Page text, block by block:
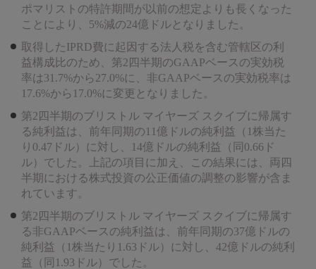
ポマリストの特許期間が以前の想定よりも長くなった
ことにより、5%減の24億ドルとなりました。
取得したIPRD費に起因する法人税を含む管轄区の利
益構成比のため、第2四半期のGAAPベースの実効税
率は31.7%から27.0%に、非GAAPベースの実効税率は
17.6%から17.0%に変更となりました。
第2四半期のブリストル マイヤーズ スクイブに帰属す
る純利益は、前年同期の11億ドルの純利益（1株当た
り0.47ドル）に対し、14億ドルの純利益（同0.66ド
ル）でした。上記の項目に加え、この結果には、両四
半期における株式投資の公正価値の調整の影響が含ま
れています。
第2四半期のブリストル マイヤーズ スクイブに帰属す
る非GAAPベースの純利益は、前年同期の37億ドルの
純利益（1株当たり1.63ドル）に対し、42億ドルの純利
益（同1.93ドル）でした。